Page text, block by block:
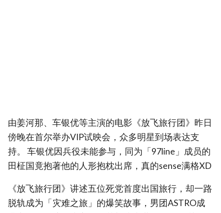
由姜河那、车银优等主演的电影《放飞旅行团》昨日
傍晚在首尔举办VIP试映会，众多明星到场表达支
持。 车银优因兵役未能参与，同为「97line」成员的
田柾国竟抱著他的人形抱枕出席，真的sense满格XD
《放飞旅行团》讲述五位死党首度出国旅行，却一路
脱轨成为「灾难之旅」的爆笑故事，男团ASTRO成